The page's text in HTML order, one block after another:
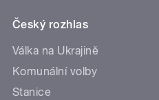
Český rozhlas
Válka na Ukrajině
Komunální volby
Stanice